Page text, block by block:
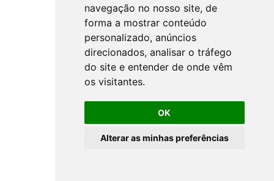
navegação no nosso site, de
forma a mostrar conteúdo
personalizado, anúncios
direcionados, analisar o tráfego
do site e entender de onde vêm
os visitantes.
OK
Alterar as minhas preferências